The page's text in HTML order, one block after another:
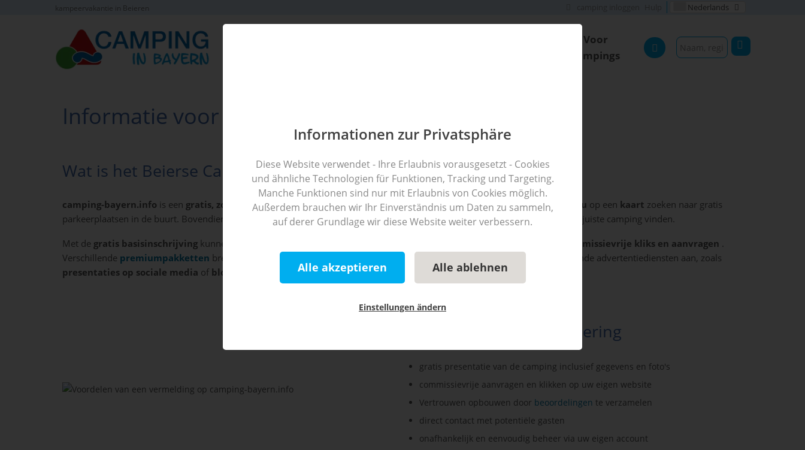
kampeervakantie in Beieren Nederlands
Voor
campings
Informatie voor campings
Wat is het Beierse Campingbegeleidingssysteem?
camping-bayern.info is een gratis, zoekmachine-geoptimaliseerdzoekportaal voorcampingsin heel Beieren. Hier kunt u op een kaart zoeken naar gratis
parkeerplaatsen in de buurt. Bovendien wordt het zoeken vereenvoudigd dankzijspecifieke zoekfilters. Zo kan iedereen de juiste camping vinden.
Met de gratis basisinschrijvingkunnen campingexploitanten hun aanbod op ons portaal presenteren en profiteren van commissievrije kliks en aanvragen .
Verschillende premiumpakketten brengen de plaatsen zichtbaarheid en voordelen
. Daarnaast bieden wij aanvullende advertentiediensten aan, zoals
presentaties op sociale media of blogberichten , zodat u uw doelgroep via onze kanalen kunt bereiken.
Voordelen van een notering
gratis presentatie van de camping inclusief gegevens en foto's
commissievrije aanvragen en klikken op uw eigen website
Vertrouwen opbouwen door beoordelingen te verzamelen
direct contact met potentiële gasten
onafhankelijk en eenvoudig beheer via uw eigen account
Informationen zur Privatsphäre
Diese Website verwendet - Ihre Erlaubnis vorausgesetzt - Cookies
und ähnliche Technologien für Funktionen, Tracking und Targeting.
Manche Funktionen sind nur mit Erlaubnis von Cookies möglich.
Außerdem brauchen wir Ihr Einverständnis um Daten zu sammeln,
auf derer Grundlage wir diese Website weiter verbessern.
Alle akzeptieren Alle ablehnen
Einstellungen ändern